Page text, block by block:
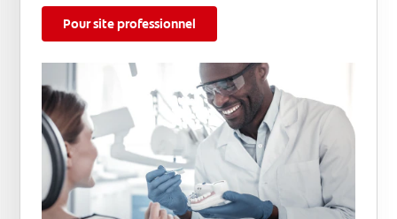
Pour site professionnel